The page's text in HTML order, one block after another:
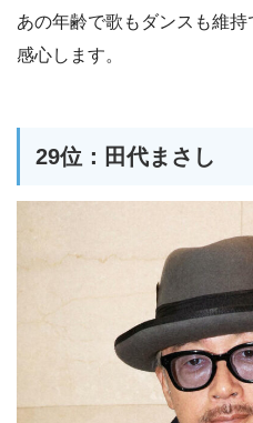
あの年齢で歌もダンスも維
感心します。
29位：田代まさし